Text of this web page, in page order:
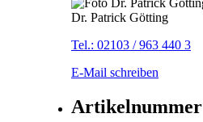
Dr. Patrick Götting
Tel.: 02103 / 963 440 3
E-Mail schreiben
Artikelnummer